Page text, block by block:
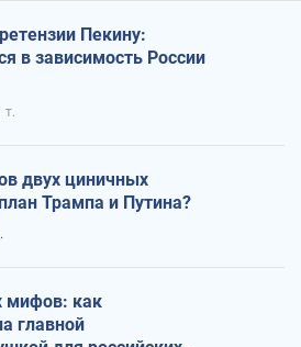
Пекину:
в зависимость России
т.
двух циничных
Трампа и Путина?
мифов: как
главной